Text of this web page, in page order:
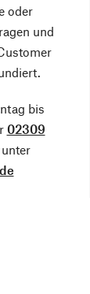
oder
und
bis
02309